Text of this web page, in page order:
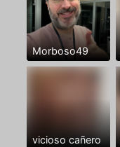
Morboso49
vicioso cañero